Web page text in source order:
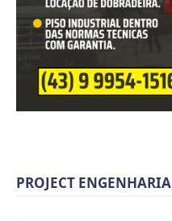
PROJECT ENGENHARIA